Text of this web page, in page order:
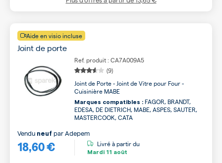
Aide en visio incluse
Joint de porte
Ref. produit : CA7A009A5
(9)
Joint de Porte - Joint de Vitre pour Four -
Cuisinière MABE
Marques compatibles : FAGOR, BRANDT,
EDESA, DE DIETRICH, MABE, ASPES, SAUTER,
MASTERCOOK, CATA
18,60 €
Vendu neuf parAdepem
Livré à partir du
Mardi 11 août